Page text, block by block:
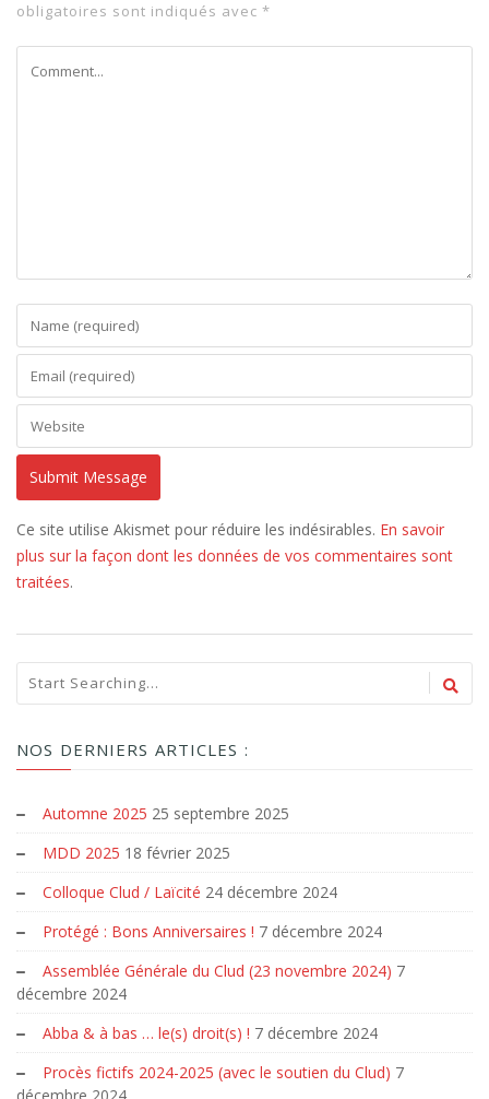
obligatoires sont indiqués avec *
Ce site utilise Akismet pour réduire les indésirables. En savoir
plus sur la façon dont les données de vos commentaires sont
traitées.
NOS DERNIERS ARTICLES :
Automne 2025 25 septembre 2025
MDD 2025 18 février 2025
Colloque Clud / Laïcité 24 décembre 2024
Protégé : Bons Anniversaires ! 7 décembre 2024
Assemblée Générale du Clud (23 novembre 2024) 7
décembre 2024
Abba & à bas … le(s) droit(s) ! 7 décembre 2024
Procès fictifs 2024-2025 (avec le soutien du Clud) 7
décembre 2024